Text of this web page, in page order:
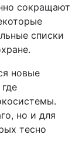
сокращают
списки
новые
но и для
тесно